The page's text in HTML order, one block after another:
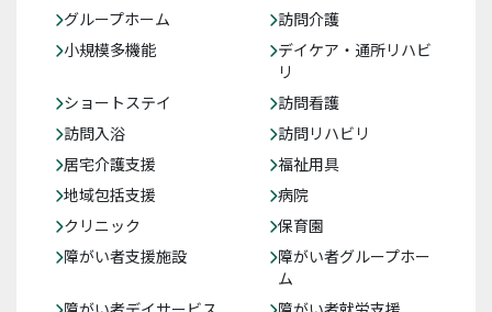
グループホーム
訪問介護
小規模多機能
デイケア・通所リハビ
リ
ショートステイ
訪問看護
訪問入浴
訪問リハビリ
居宅介護支援
福祉用具
地域包括支援
病院
クリニック
保育園
障がい者支援施設
障がい者グループホー
ム